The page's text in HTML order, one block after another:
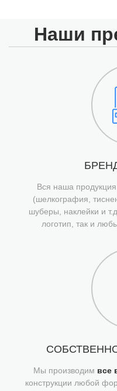
Наши
Вся наша
(шелкография,
шуберы, наклейки и
логотип, так и
Мы производим все
конструкции любой